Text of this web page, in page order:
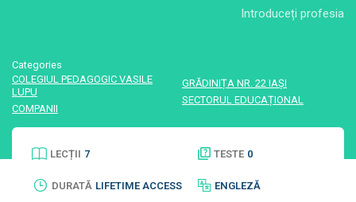
Introduceți profesia
Categories
COLEGIUL PEDAGOGIC VASILE
LUPU
COMPANII
GRĂDINIȚA NR. 22 IAȘI
SECTORUL EDUCAȚIONAL
LECȚII 7 TESTE 0
DURATĂ LIFETIME ACCESS ENGLEZĂ